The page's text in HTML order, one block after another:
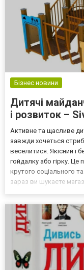
Бізнес новини
Дитячі
і розвиток –
Активне та щасливе
завжди хочеться
веселитися. Якісний і
гойдалку або гірку. Це
крутого соціального
зараз ви шукаєте